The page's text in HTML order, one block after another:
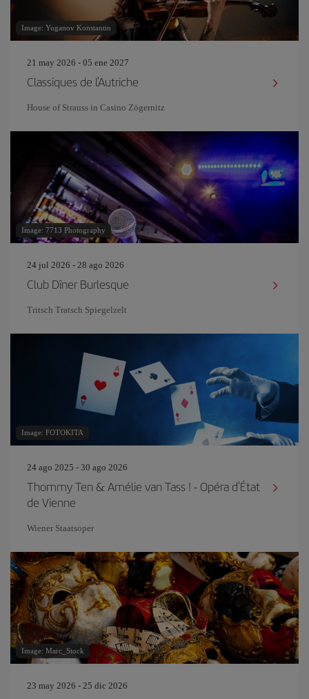
Image: Yuganov Konstantin
21 may 2026 - 05 ene 2027
Classiques de l'Autriche
House of Strauss in Casino Zögernitz
Image: 7713 Photography
24 jul 2026 - 28 ago 2026
Club Dîner Burlesque
Tritsch Tratsch Spiegelzelt
Image: FOTOKITA
24 ago 2025 - 30 ago 2026
Thommy Ten & Amélie van Tass ! - Opéra d'État
de Vienne
Wiener Staatsoper
Image: Marc_Stock
23 may 2026 - 25 dic 2026